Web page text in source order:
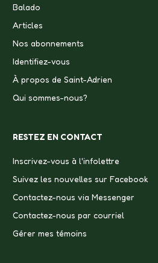
Balado
Articles
Nos abonnements
Identifiez-vous
À propos de Saint-Adrien
Qui sommes-nous?
RESTEZ EN CONTACT
Inscrivez-vous à l'infolettre
Suivez les nouvelles sur Facebook
Contactez-nous via Messenger
Contactez-nous par courriel
Gérer mes témoins